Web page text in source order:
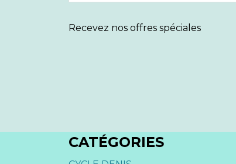
Recevez nos offres spéciales
CATÉGORIES